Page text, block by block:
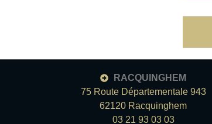
RACQUINGHEM
75 Route Départementale 943
62120 Racquinghem
03 21 93 03 03